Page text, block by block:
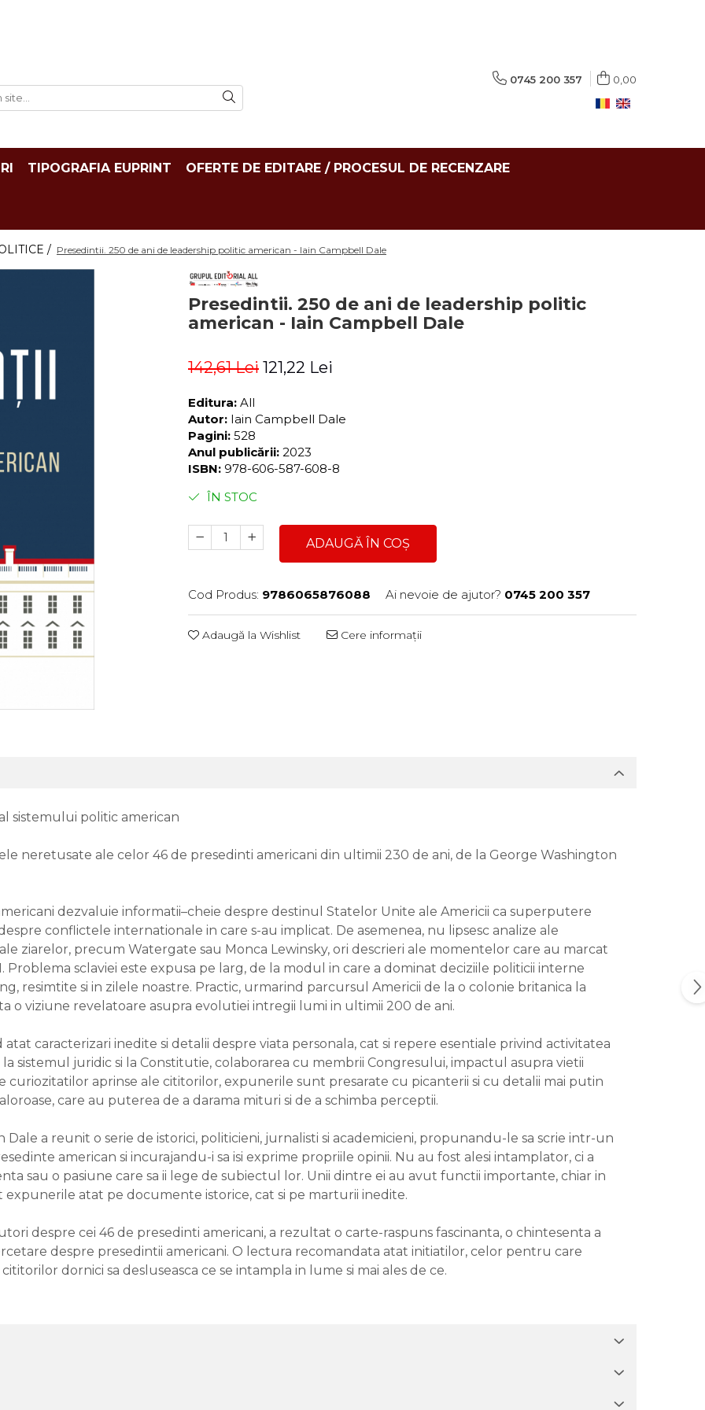
0745 200 357 0,00
TIPOGRAFIA EUPRINT OFERTE DE EDITARE / PROCESUL DE RECENZARE
/ Presedintii. 250 de ani de leadership politic american - Iain Campbell Dale
Presedintii. 250 de ani de leadership politic
american - Iain Campbell Dale
142,61 Lei 121,22 Lei
Editura: All
Autor: Iain Campbell Dale
Pagini: 528
Anul publicării: 2023
ISBN: 978-606-587-608-8
ÎN STOC
ADAUGĂ ÎN COȘ
Cod Produs: 9786065876088 Ai nevoie de ajutor? 0745 200 357
Adaugă la Wishlist Cere informații
sistemului politic american
neretusate ale celor 46 de presedinti americani din ultimii 230 de ani, de la George Washington
dezvaluie informatii–cheie despre destinul Statelor Unite ale Americii ca superputere
conflictele internationale in care s-au implicat. De asemenea, nu lipsesc analize ale
ziarelor, precum Watergate sau Monca Lewinsky, ori descrieri ale momentelor care au marcat
Problema sclaviei este expusa pe larg, de la modul in care a dominat deciziile politicii interne
resimtite si in zilele noastre. Practic, urmarind parcursul Americii de la o colonie britanica la
o viziune revelatoare asupra evolutiei intregii lumi in ultimii 200 de ani.
caracterizari inedite si detalii despre viata personala, cat si repere esentiale privind activitatea
sistemul juridic si la Constitutie, colaborarea cu membrii Congresului, impactul asupra vietii
curiozitatilor aprinse ale cititorilor, expunerile sunt presarate cu picanterii si cu detalii mai putin
care au puterea de a darama mituri si de a schimba perceptii.
a reunit o serie de istorici, politicieni, jurnalisti si academicieni, propunandu-le sa scrie intr-un
american si incurajandu-i sa isi exprime propriile opinii. Nu au fost alesi intamplator, ci a
sau o pasiune care sa ii lege de subiectul lor. Unii dintre ei au avut functii importante, chiar in
expunerile atat pe documente istorice, cat si pe marturii inedite.
despre cei 46 de presedinti americani, a rezultat o carte-raspuns fascinanta, o chintesenta a
despre presedintii americani. O lectura recomandata atat initiatilor, celor pentru care
dornici sa desluseasca ce se intampla in lume si mai ales de ce.